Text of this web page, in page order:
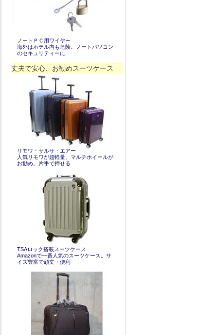
ノートＰＣ用ワイヤー
海外はホテル内も危険。ノートパソコン
のセキュリティーに
丈夫で安心、お勧めスーツケース
リモワ・サルサ・エアー
人気リモワが超軽量。マルチホイールが
お勧め。片手で押せる
TSAロック搭載スーツケース
Amazonで一番人気のスーツケース。サ
イズ豊富で頑丈・便利